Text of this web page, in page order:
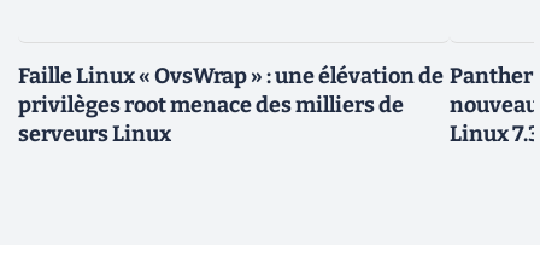
Faille Linux « OvsWrap » : une élévation de
privilèges root menace des milliers de
serveurs Linux
Panther
Linux 7.3